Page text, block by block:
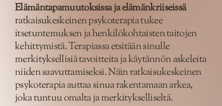
Elämäntapamuutoksissa ja elämänkriiseissä
ratkaisukeskeinen psykoterapia tukee
itsetuntemuksen ja henkilökohtaisten taitojen
kehittymistä. Terapiassa etsitään sinulle
merkityksellisiä tavoitteita ja käytännön askeleita
niiden saavuttamiseksi. Näin ratkaisukeskeinen
psykoterapia auttaa sinua rakentamaan arkea,
joka tuntuu omalta ja merkitykselliseltä.